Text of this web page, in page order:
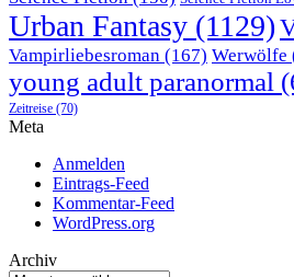
Urban Fantasy (1129)
Vampirliebesroman (167) Werwölfe
young adult paranormal
Zeitreise (70)
Meta
Anmelden
Eintrags-Feed
Kommentar-Feed
WordPress.org
Archiv